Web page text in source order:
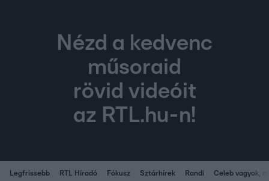
Nézd a kedvenc
műsoraid
rövid videóit
az RTL.hu-n!
Legfrissebb RTL Híradó Fókusz Sztárhírek Randi Celeb vagyok,